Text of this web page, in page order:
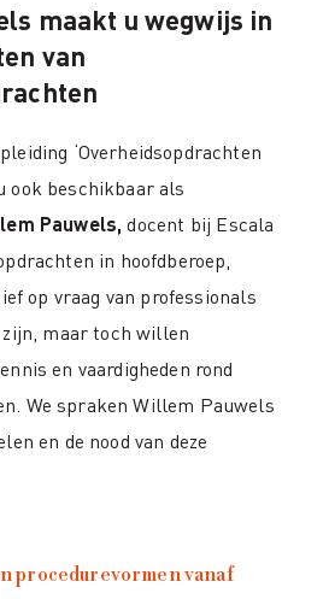
maakt u wegwijs in
van
‘Overheidsopdrachten
ook beschikbaar als
Pauwels, docent bij Escala
in hoofdberoep,
op vraag van professionals
maar toch willen
en vaardigheden rond
We spraken Willem Pauwels
en de nood van deze
procedurevormen vanaf